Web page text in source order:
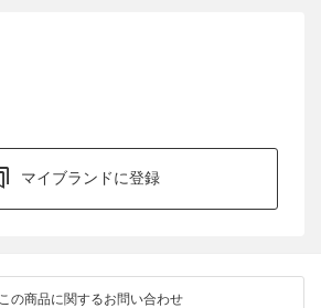
マイブランドに登録
この商品に関するお問い合わせ